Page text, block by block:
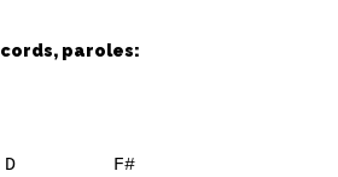
paroles:
F#